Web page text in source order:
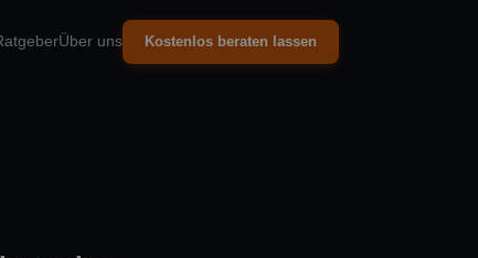
Über uns Kostenlos beraten lassen